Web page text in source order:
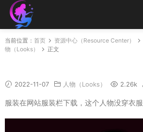
当前位置： 首页 资源中心（Resource Center）
物（Looks）
正文
2022-11-07 人物（Looks） 2.26k
服装在网站服装栏下载，这个人物没穿衣服